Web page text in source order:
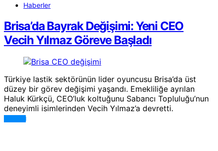
Haberler
Brisa’da Bayrak Değişimi: Yeni CEO
Vecih Yılmaz Göreve Başladı
Türkiye lastik sektörünün lider oyuncusu Brisa’da üst
düzey bir görev değişimi yaşandı. Emekliliğe ayrılan
Haluk Kürkçü, CEO’luk koltuğunu Sabancı Topluluğu’nun
deneyimli isimlerinden Vecih Yılmaz’a devretti.
DEVAMI